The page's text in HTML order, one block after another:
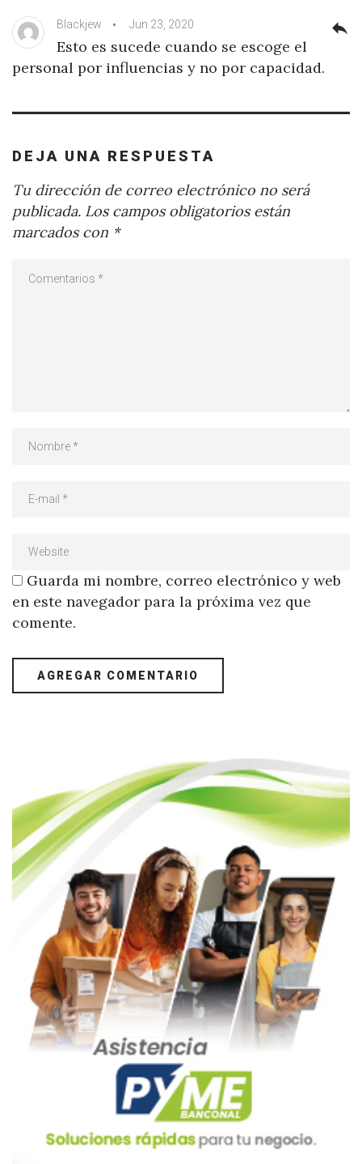
Blackjew Jun 23, 2020
Esto es sucede cuando se escoge el
personal por influencias y no por capacidad.
reply
DEJA UNA RESPUESTA
Tu dirección de correo electrónico no será
publicada. Los campos obligatorios están
marcados con *
Guarda mi nombre, correo electrónico y web
en este navegador para la próxima vez que
comente.